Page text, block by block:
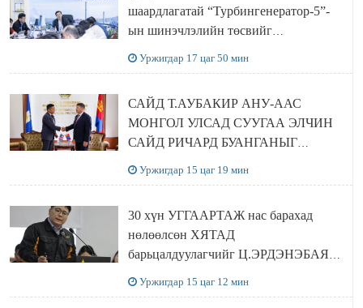
шаардлагатай “Турбингенератор-5”-
ын шинэчлэлийн төсвийг
Уржигдар 17 цаг 50 мин
САЙД Т.АУБАКИР АНУ-ААС
МОНГОЛ УЛСАД СУУГАА ЭЛЧИН
САЙД РИЧАРД БУАНГАНЫГ
Уржигдар 15 цаг 19 мин
30 хүн УГГААРТАЖ нас барахад
нөлөөлсөн ХЯТАД
барьцалдуулагчийг Ц.ЭРДЭНЭБАЯР
Уржигдар 15 цаг 12 мин